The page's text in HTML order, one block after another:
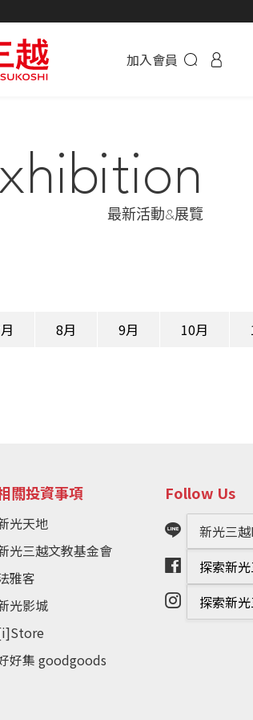
加入會員
最新活動&展覽
8月 9月 10月
關投資事項
光天地
光三越文教基金會
雅客
光影城
好集 goodgoods
Follow Us
新光三